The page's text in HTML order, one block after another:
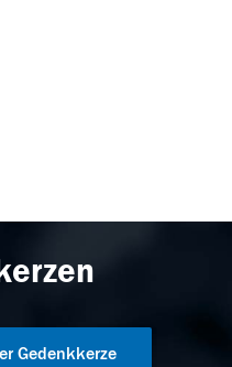
Gedenkkerze